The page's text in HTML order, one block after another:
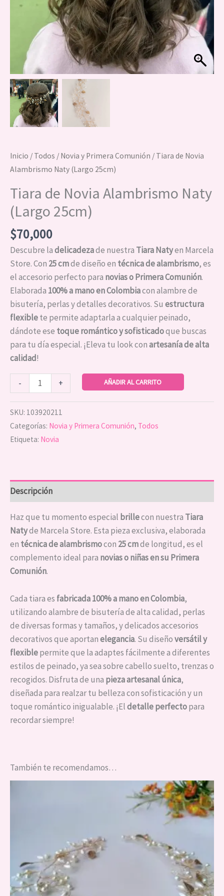
Inicio / Todos / Novia y Primera Comunión / Tiara de Novia
Alambrismo Naty (Largo 25cm)
Tiara de Novia Alambrismo Naty
(Largo 25cm)
$70,000
Descubre ladelicadezade nuestra Tiara Natyen Marcela
Store. Con 25 cmde diseño en técnica de alambrismo, es
el accesorio perfecto para novias o Primera Comunión.
Elaborada 100% a mano en Colombiacon alambre de
bisutería, perlas y detalles decorativos. Su estructura
flexiblete permite adaptarla a cualquier peinado,
dándote ese toque romántico y sofisticadoque buscas
para tu día especial. ¡Eleva tu look conartesanía de alta
calidad!
- + AÑADIR AL CARRITO
SKU: 103920211
Categorías: Novia y Primera Comunión, Todos
Etiqueta: Novia
Descripción
Haz que tu momento especial brillecon nuestra Tiara
Natyde Marcela Store. Esta pieza exclusiva, elaborada
en técnica de alambrismocon 25 cmde longitud, es el
complemento ideal para novias o niñas en su Primera
Comunión.
Cada tiara es fabricada 100% a mano en Colombia,
utilizando alambre de bisutería de alta calidad, perlas
de diversas formas y tamaños, y delicados accesorios
decorativos que aportanelegancia. Su diseñoversátil y
flexiblepermite que la adaptes fácilmente a diferentes
estilos de peinado, ya sea sobre cabello suelto, trenzas o
recogidos. Disfruta de una pieza artesanal única,
diseñada para realzar tu belleza con sofisticación y un
toque romántico inigualable. ¡Eldetalle perfectopara
recordar siempre!
También te recomendamos…